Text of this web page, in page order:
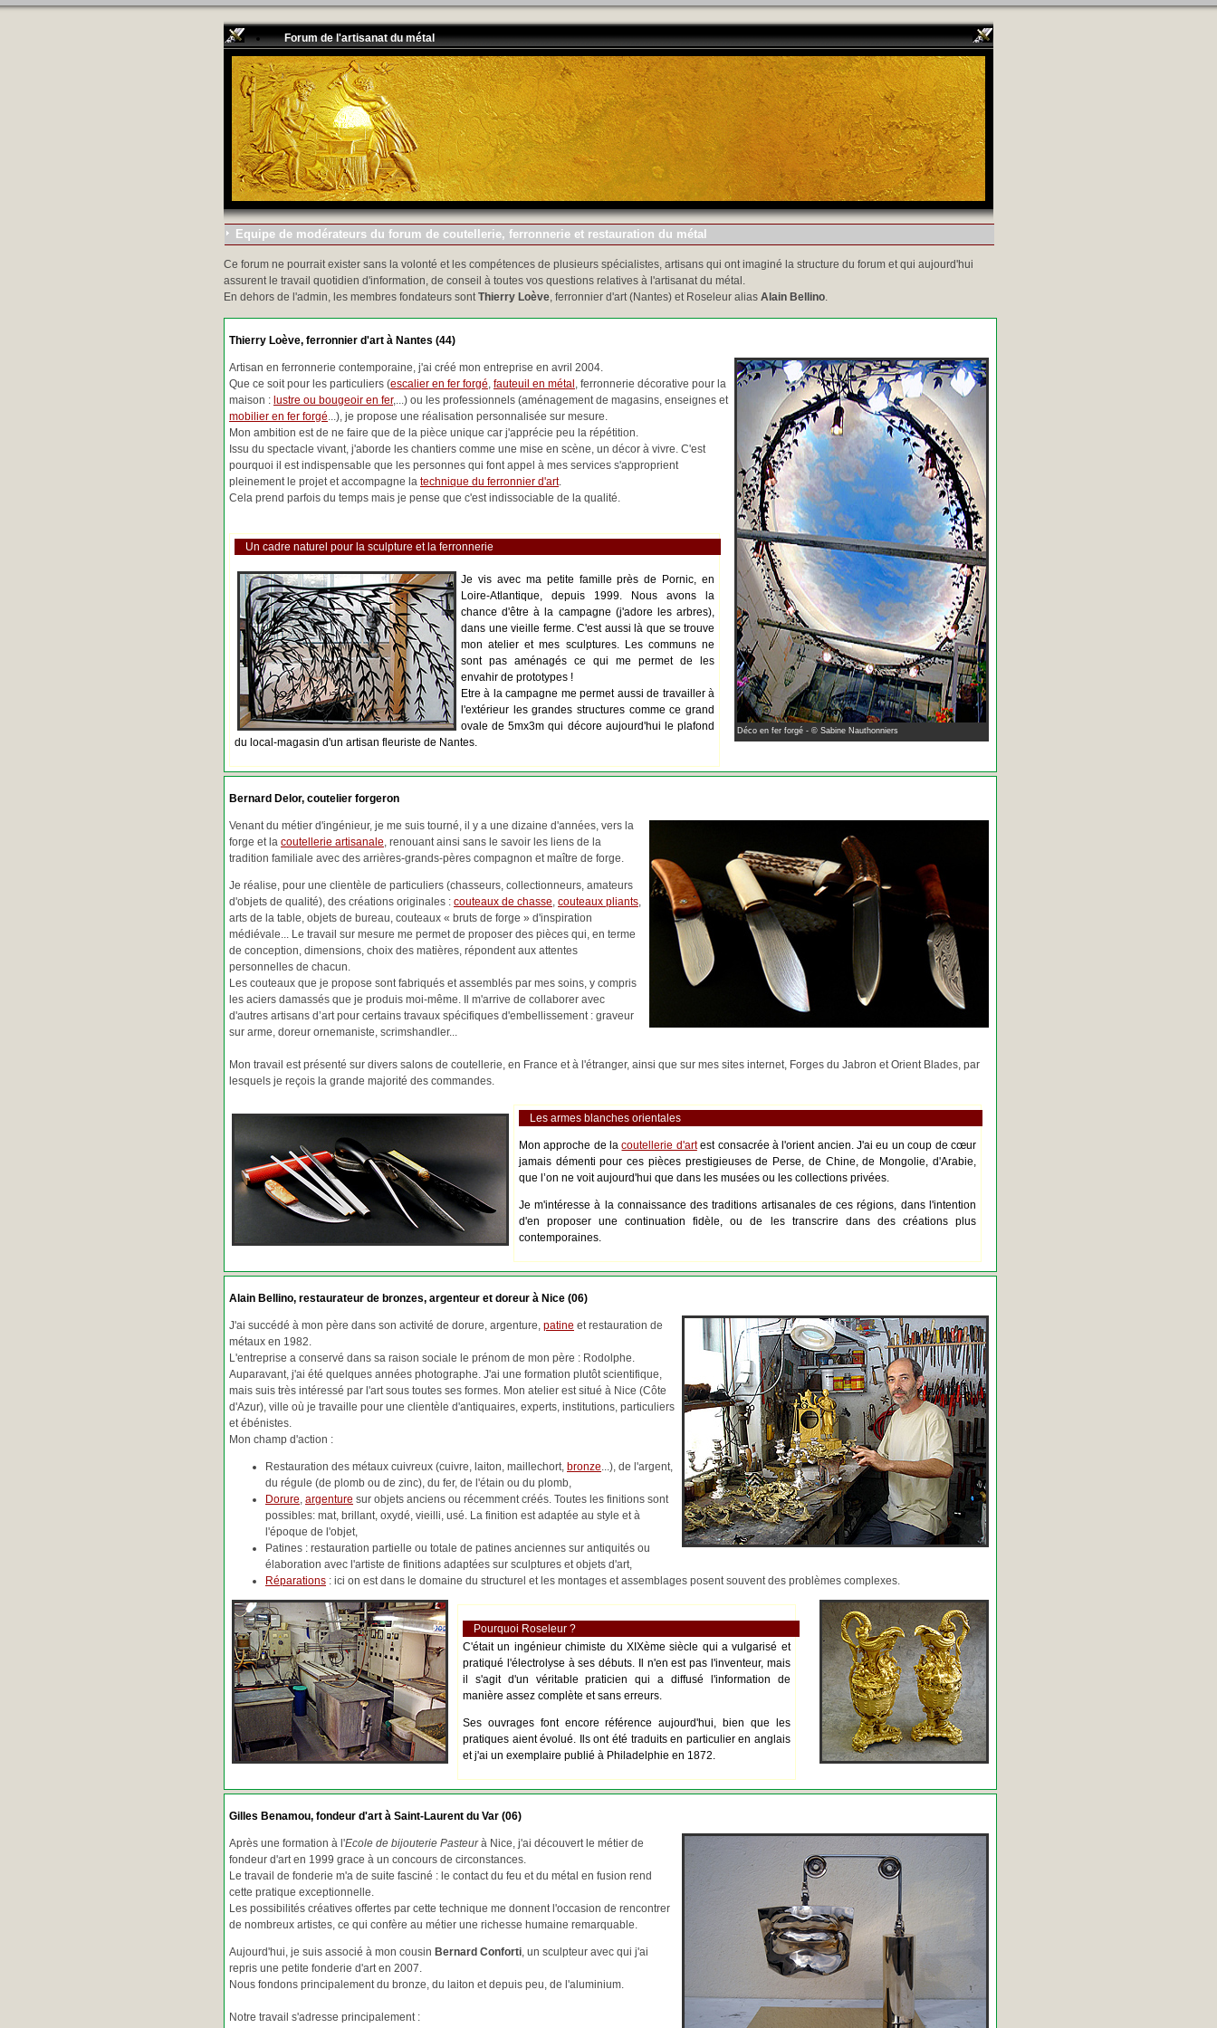
Forum de l'artisanat du métal
Equipe de modérateurs du forum de coutellerie, ferronnerie et restauration du métal
Ce forum ne pourrait exister sans la volonté et les compétences de plusieurs spécialistes, artisans qui ont imaginé la structure du forum et qui aujourd'hui
assurent le travail quotidien d'information, de conseil à toutes vos questions relatives à l'artisanat du métal.
En dehors de l'admin, les membres fondateurs sontThierry Loève, ferronnier d'art (Nantes) et Roseleur alias Alain Bellino.
Thierry Loève, ferronnier d'art à Nantes (44)
Déco en fer forgé - © Sabine Nauthonniers
Artisan en ferronnerie contemporaine, j'ai créé mon entreprise en avril 2004.
Que ce soit pour les particuliers (escalier en fer forgé, fauteuil en métal , ferronnerie décorative pour la
maison : lustre ou bougeoir en fer,...) ou les professionnels (aménagement de magasins, enseignes et
mobilier en fer forgé...), je propose une réalisation personnalisée sur mesure.
Mon ambition est de ne faire que de la pièce unique car j'apprécie peu la répétition.
Issu du spectacle vivant, j'aborde les chantiers comme une mise en scène, un décor à vivre. C'est
pourquoi il est indispensable que les personnes qui font appel à mes services s'approprient
pleinement le projet et accompagne la technique du ferronnier d'art.
Cela prend parfois du temps mais je pense que c'est indissociable de la qualité.
Un cadre naturel pour la sculpture et la ferronnerie
Je vis avec ma petite famille près de Pornic, en
Loire-Atlantique, depuis 1999. Nous avons la
chance d'être à la campagne (j'adore les arbres),
dans une vieille ferme. C'est aussi là que se trouve
mon atelier et mes sculptures. Les communs ne
sont pas aménagés ce qui me permet de les
envahir de prototypes !
Etre à la campagne me permet aussi de travailler à
l'extérieur les grandes structures comme ce grand
ovale de 5mx3m qui décore aujourd'hui le plafond
du local-magasin d'un artisan fleuriste de Nantes.
Bernard Delor, coutelier forgeron
Venant du métier d'ingénieur, je me suis tourné, il y a une dizaine d'années, vers la
forge et la coutellerie artisanale, renouant ainsi sans le savoir les liens de la
tradition familiale avec des arrières-grands-pères compagnon et maître de forge.
Je réalise, pour une clientèle de particuliers (chasseurs, collectionneurs, amateurs
d'objets de qualité), des créations originales : couteaux de chasse, couteaux pliants,
arts de la table, objets de bureau, couteaux « bruts de forge » d'inspiration
médiévale... Le travail sur mesure me permet de proposer des pièces qui, en terme
de conception, dimensions, choix des matières, répondent aux attentes
personnelles de chacun.
Les couteaux que je propose sont fabriqués et assemblés par mes soins, y compris
les aciers damassés que je produis moi-même. Il m'arrive de collaborer avec
d'autres artisans d’art pour certains travaux spécifiques d'embellissement : graveur
sur arme, doreur ornemaniste, scrimshandler...
Mon travail est présenté sur divers salons de coutellerie, en France et à l'étranger, ainsi que sur mes sites internet, Forges du Jabron et Orient Blades, par
lesquels je reçois la grande majorité des commandes.
Les armes blanches orientales
Mon approche de lacoutellerie d'artest consacrée à l'orient ancien. J'ai eu un coup de cœur
jamais démenti pour ces pièces prestigieuses de Perse, de Chine, de Mongolie, d'Arabie,
que l’on ne voit aujourd'hui que dans les musées ou les collections privées.
Je m'intéresse à la connaissance des traditions artisanales de ces régions, dans l'intention
d'en proposer une continuation fidèle, ou de les transcrire dans des créations plus
contemporaines.
Alain Bellino, restaurateur de bronzes, argenteur et doreur à Nice (06)
J'ai succédé à mon père dans son activité de dorure, argenture, patine et restauration de
métaux en 1982.
L'entreprise a conservé dans sa raison sociale le prénom de mon père : Rodolphe.
Auparavant, j'ai été quelques années photographe. J'ai une formation plutôt scientifique,
mais suis très intéressé par l'art sous toutes ses formes. Mon atelier est situé à Nice (Côte
d'Azur), ville où je travaille pour une clientèle d'antiquaires, experts, institutions, particuliers
et ébénistes.
Mon champ d'action :
Restauration des métaux cuivreux (cuivre, laiton, maillechort, bronze...), de l'argent,
du régule (de plomb ou de zinc), du fer, de l'étain ou du plomb,
Dorure, argenture sur objets anciens ou récemment créés. Toutes les finitions sont
possibles: mat, brillant, oxydé, vieilli, usé. La finition est adaptée au style et à
l'époque de l'objet,
Patines : restauration partielle ou totale de patines anciennes sur antiquités ou
élaboration avec l'artiste de finitions adaptées sur sculptures et objets d'art,
Réparations : ici on est dans le domaine du structurel et les montages et assemblages posent souvent des problèmes complexes.
Pourquoi Roseleur ?
C'était un ingénieur chimiste du XIXème siècle qui a vulgarisé et
pratiqué l'électrolyse à ses débuts. Il n'en est pas l'inventeur, mais
il s'agit d'un véritable praticien qui a diffusé l'information de
manière assez complète et sans erreurs.
Ses ouvrages font encore référence aujourd'hui, bien que les
pratiques aient évolué. Ils ont été traduits en particulier en anglais
et j'ai un exemplaire publié à Philadelphie en 1872.
Gilles Benamou, fondeur d'art à Saint-Laurent du Var (06)
Après une formation à l'Ecole de bijouterie Pasteurà Nice, j'ai découvert le métier de
fondeur d'art en 1999 grace à un concours de circonstances.
Le travail de fonderie m'a de suite fasciné : le contact du feu et du métal en fusion rend
cette pratique exceptionnelle.
Les possibilités créatives offertes par cette technique me donnent l'occasion de rencontrer
de nombreux artistes, ce qui confère au métier une richesse humaine remarquable.
Aujourd'hui, je suis associé à mon cousin Bernard Conforti, un sculpteur avec qui j'ai
repris une petite fonderie d'art en 2007.
Nous fondons principalement du bronze, du laiton et depuis peu, de l'aluminium.
Notre travail s'adresse principalement :